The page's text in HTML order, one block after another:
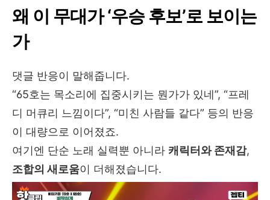
왜 이 무대가 ‘우승 후보’로 보이는
가
댓글 반응이 말해줍니다.
“65호는 목소리에 집중시키는 뭔가가 있네”, “프레
디 머큐리 느낌이다”, “미친 사람들 같다” 등의 반응
이 대량으로 이어졌죠.
여기엔 단순 노래 실력뿐 아니라 캐릭터와 존재감,
조합의 새로움이 더해졌습니다.